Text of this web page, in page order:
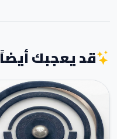
قد يعجبك أيضاً